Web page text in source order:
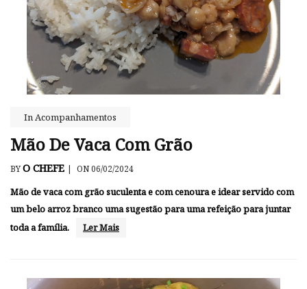
InAcompanhamentos
Mão De Vaca Com Grão
BYO CHEFE | ON 06/02/2024
Mão de vaca com grão suculenta e com cenoura e idear servido com
um belo arroz branco uma sugestão para uma refeição para juntar
toda a família.
Ler Mais